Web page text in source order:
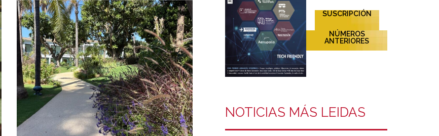
SUSCRIPCIÓN
NÚMEROS
ANTERIORES
NOTICIAS MÁS LEIDAS